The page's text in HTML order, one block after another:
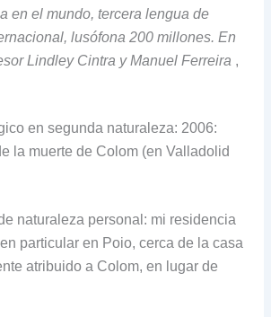
en el mundo, tercera lengua de
lusófona 200 millones.En
Lindley Cintra y Manuel Ferreira ,
en segunda naturaleza: 2006:
la muerte de Colom (en Valladolid
naturaleza personal: mi residencia
particular en Poio, cerca de la casa
atribuido a Colom, en lugar de